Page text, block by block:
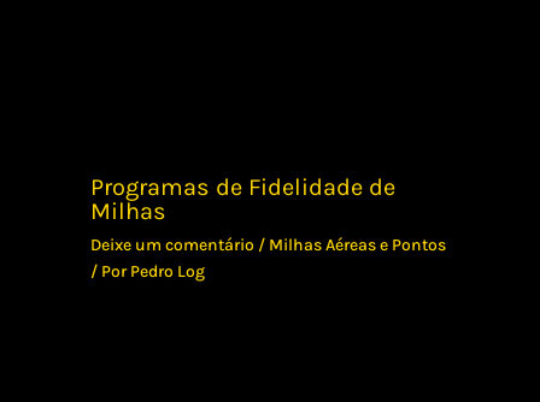
Programas de Fidelidade de
Milhas
Deixe um comentário / Milhas Aéreas e Pontos
/ PorPedro Log